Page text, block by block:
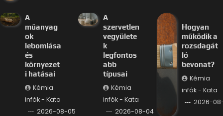
A
műanyag
ok
lebomlása
és
környezet
i hatásai
Kémia
infók - Kata
2026-08-05
A
szervetlen
vegyülete
k
legfontos
abb
típusai
Kémia
infók - Kata
2026-08-04
Hogyan
működik a
rozsdagát
ló
bevonat?
Kémia
infók - Kata
2026-